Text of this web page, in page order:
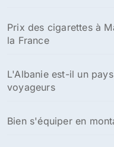
Prix des cigarettes à
la France
L'Albanie est-il un
voyageurs
Bien s'équiper en